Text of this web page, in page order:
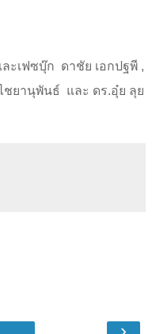
ะเฟซบุ๊ก ดาชัย เอกปฐพี ,
ยานุพันธ์ และ ดร.อุ๋ย ลุย